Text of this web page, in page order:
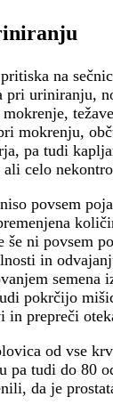
na
pri uriniranju,
mokrenju,
pa tudi
celo
povsem
še ni povsem
in
semena
pokrčijo
in prepreči
od vse
pa tudi do 80
da je